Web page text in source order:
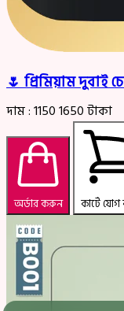
🌷 প্রিমিয়াম দুবাই
দাম :11501650টাকা
অর্ডার করুন কার্টে